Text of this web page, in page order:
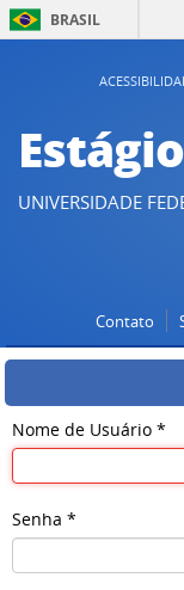
BRASIL
UNIVERSIDADE
Contato
Nome de Usuário *
Senha *